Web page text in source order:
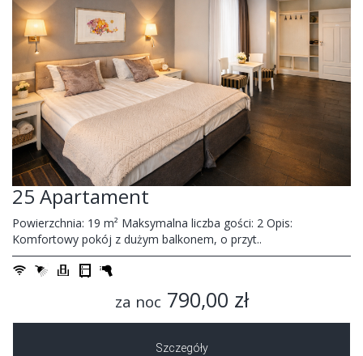
25 Apartament
Powierzchnia: 19 m² Maksymalna liczba gości: 2 Opis:
Komfortowy pokój z dużym balkonem, o przyt..
za noc 790,00 zł
Szczegóły